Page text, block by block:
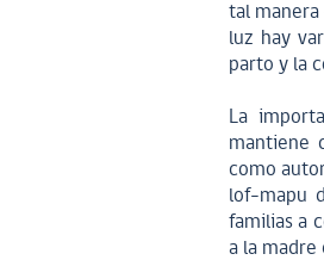
tal manera
luz hay
parto y la
La
mantiene
como
lof-mapu
familias a
a la madre